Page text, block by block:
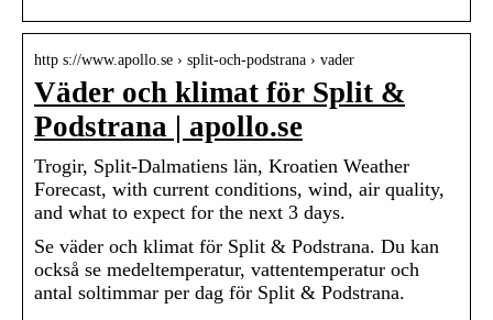
http s://www.apollo.se › split-och-podstrana › vader
Väder och klimat för Split &
Podstrana | apollo.se
Trogir, Split-Dalmatiens län, Kroatien Weather
Forecast, with current conditions, wind, air quality,
and what to expect for the next 3 days.
Se väder och klimat för Split & Podstrana. Du kan
också se medeltemperatur, vattentemperatur och
antal soltimmar per dag för Split & Podstrana.